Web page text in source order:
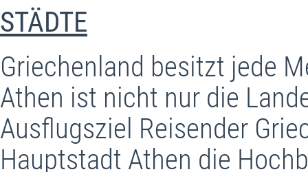
STÄDTE
Griechenland besitzt jede
Athen ist nicht nur die
Ausflugsziel Reisender
Hauptstadt Athen die